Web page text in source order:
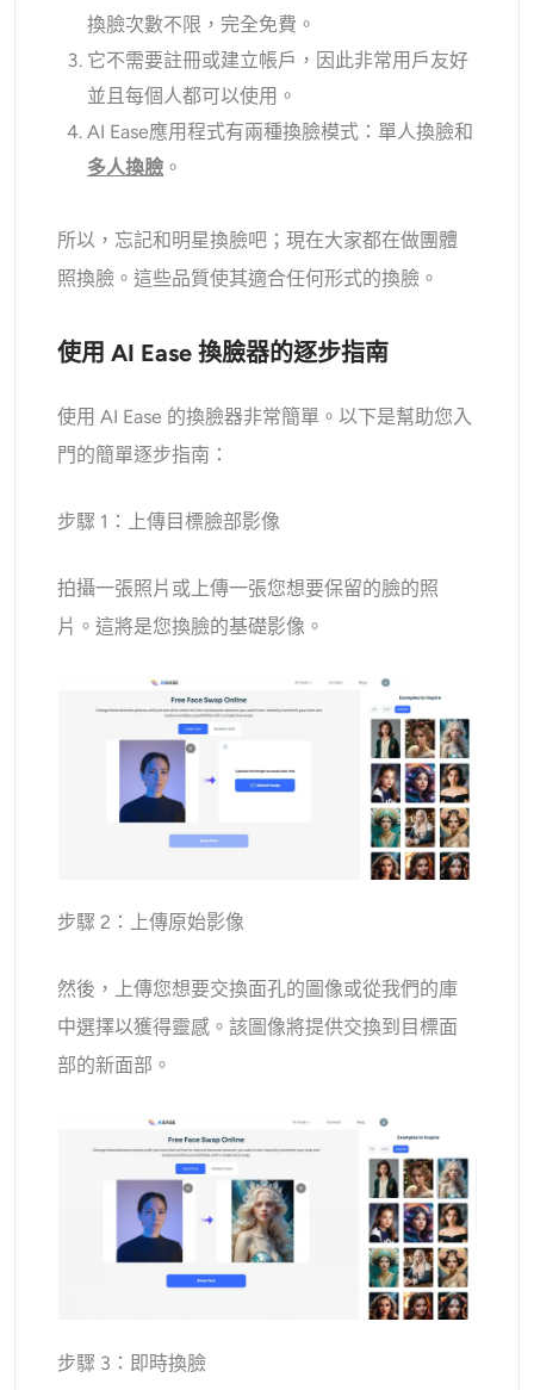
換臉次數不限，完全免費。
它不需要註冊或建立帳戶，因此非常用戶友好
並且每個人都可以使用。
AI Ease應用程式有兩種換臉模式：單人換臉和
多人換臉 。
所以，忘記和明星換臉吧；現在大家都在做團體
照換臉。這些品質使其適合任何形式的換臉。
使用 AI Ease 換臉器的逐步指南
使用 AI Ease 的換臉器非常簡單。以下是幫助您入
門的簡單逐步指南：
步驟 1：上傳目標臉部影像
拍攝一張照片或上傳一張您想要保留的臉的照
片。這將是您換臉的基礎影像。
步驟 2：上傳原始影像
然後，上傳您想要交換面孔的圖像或從我們的庫
中選擇以獲得靈感。該圖像將提供交換到目標面
部的新面部。
步驟 3：即時換臉